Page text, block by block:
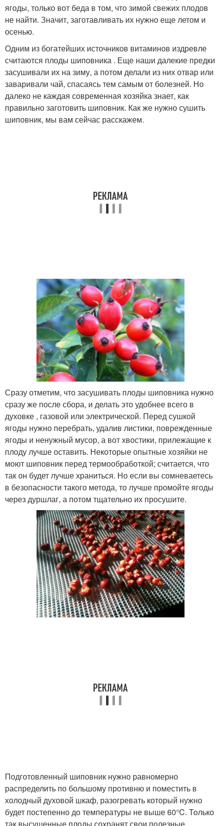
ягоды, только вот беда в том, что зимой свежих плодов
не найти. Значит, заготавливать их нужно еще летом и
осенью.
Одним из богатейших источников витаминов издревле
считаются плоды шиповника . Еще наши далекие предки
засушивали их на зиму, а потом делали из них отвар или
заваривали чай, спасаясь тем самым от болезней. Но
далеко не каждая современная хозяйка знает, как
правильно заготовить шиповник. Как же нужно сушить
шиповник, мы вам сейчас расскажем.
Сразу отметим, что засушивать плоды шиповника нужно
сразу же после сбора, и делать это удобнее всего в
духовке , газовой или электрической. Перед сушкой
ягоды нужно перебрать, удалив листики, поврежденные
ягоды и ненужный мусор, а вот хвостики, прилежащие к
плоду лучше оставить. Некоторые опытные хозяйки не
моют шиповник перед термообработкой; считается, что
так он будет лучше храниться. Но если вы сомневаетесь
в безопасности такого метода, то лучше промойте ягоды
через дуршлаг, а потом тщательно их просушите.
Подготовленный шиповник нужно равномерно
распределить по большому противню и поместить в
холодный духовой шкаф, разогревать который нужно
будет постепенно до температуры не выше 60°C. Только